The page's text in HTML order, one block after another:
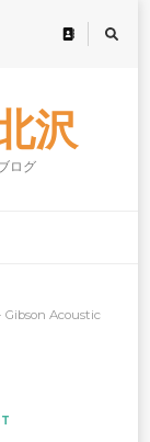
沢
ログ
Gibson Acoustic